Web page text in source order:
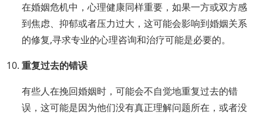
在婚姻危机中，心理健康同样重要，如果一方或双方感
到焦虑、抑郁或者压力过大，这可能会影响到婚姻关系
的修复,寻求专业的心理咨询和治疗可能是必要的。
重复过去的错误
有些人在挽回婚姻时，可能会不自觉地重复过去的错
误，这可能是因为他们没有真正理解问题所在，或者没